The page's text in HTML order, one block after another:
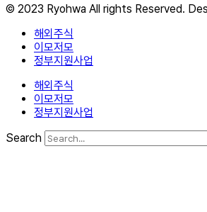
© 2023 Ryohwa All rights Reserved.
해외주식
이모저모
정부지원사업
해외주식
이모저모
정부지원사업
Search